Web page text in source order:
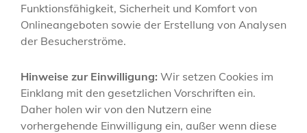
Funktionsfähigkeit, Sicherheit und Komfort von
Onlineangeboten sowie der Erstellung von Analysen
der Besucherströme.
Hinweise zur Einwilligung: Wir setzen Cookies im
Einklang mit den gesetzlichen Vorschriften ein.
Daher holen wir von den Nutzern eine
vorhergehende Einwilligung ein, außer wenn diese